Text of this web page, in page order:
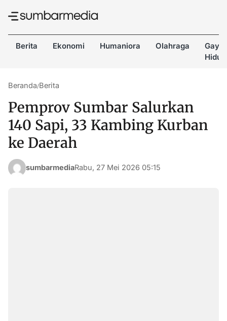
Berita Ekonomi Humaniora Olahraga
Gaya
Hidup
Beranda/Berita
Pemprov Sumbar Salurkan
140 Sapi, 33 Kambing Kurban
ke Daerah
sumbarmediaRabu, 27 Mei 2026 05:15